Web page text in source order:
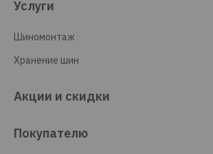
Услуги
Шиномонтаж
Хранение шин
Акции и скидки
Покупателю